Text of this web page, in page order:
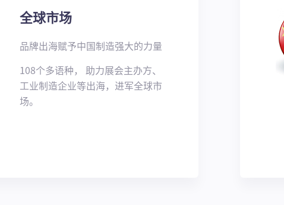
全球市场
品牌出海赋予中国制造强大的力量
108个多语种， 助力展会主办方、
工业制造企业等出海，进军全球市
场。